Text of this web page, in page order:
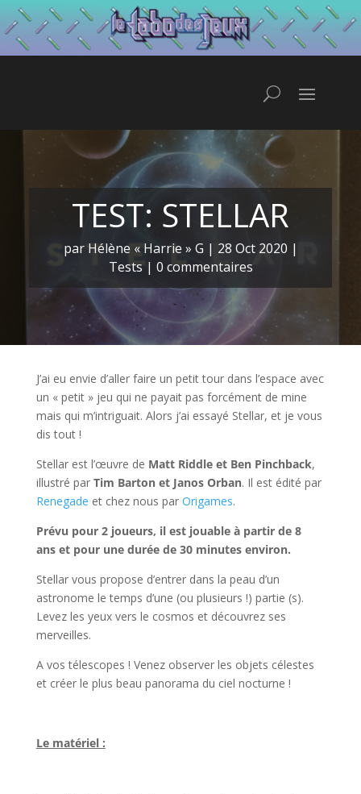
TEST: STELLAR
par Hélène « Harrie » G | 28 Oct 2020 |
Tests | 0 commentaires
J’ai eu envie d’aller faire un petit tour dans l’espace avec
un « petit » jeu qui ne payait pas forcément de mine
mais qui m’intriguait. Alors j’ai essayé Stellar, et je vous
dis tout !
Stellar est l’œuvre de Matt Riddle et Ben Pinchback,
illustré par Tim Barton et Janos Orban. Il est édité par
Renegade et chez nous par Origames.
Prévu pour 2 joueurs, il est jouable à partir de 8
ans et pour une durée de 30 minutes environ.
Stellar vous propose d’entrer dans la peau d’un
astronome le temps d’une (ou plusieurs !) partie (s).
Levez les yeux vers le cosmos et découvrez ses
merveilles.
A vos télescopes ! Venez observer les objets célestes
et créer le plus beau panorama du ciel nocturne !
Le matériel :